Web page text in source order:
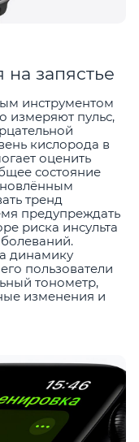
запястье
инструментом
измеряют пульс,
кислорода в
оценить
состояние
тренд
предупреждать
риска инсульта
динамику
пользователи
тонометр,
изменения и